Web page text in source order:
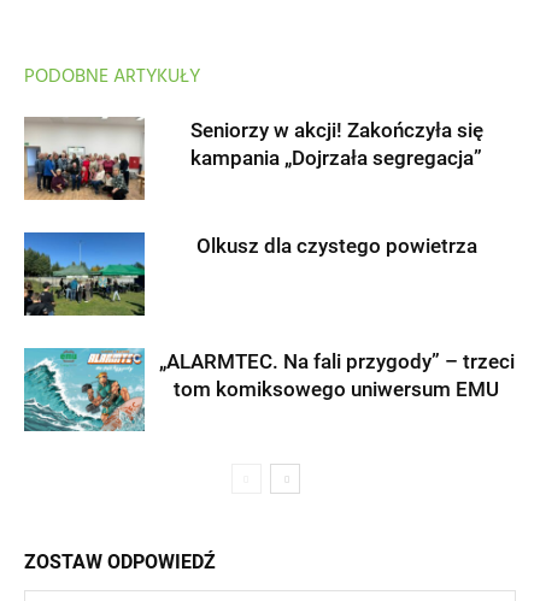
PODOBNE ARTYKUŁY
Seniorzy w akcji! Zakończyła się
kampania „Dojrzała segregacja”
Olkusz dla czystego powietrza
„ALARMTEC. Na fali przygody” – trzeci
tom komiksowego uniwersum EMU
ZOSTAW ODPOWIEDŹ